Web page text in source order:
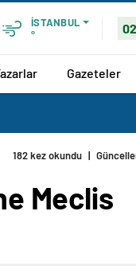
İSTANBUL
°
Gazeteler
182 kez okundu |
Meclis